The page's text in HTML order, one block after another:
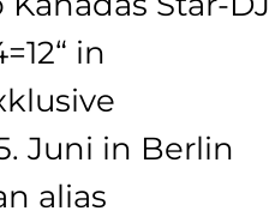
in
Juni in Berlin
alias